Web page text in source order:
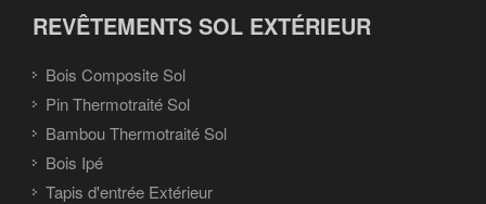
REVÊTEMENTS SOL EXTÉRIEUR
Bois Composite Sol
Pin Thermotraité Sol
Bambou Thermotraité Sol
Bois Ipé
Tapis d'entrée Extérieur